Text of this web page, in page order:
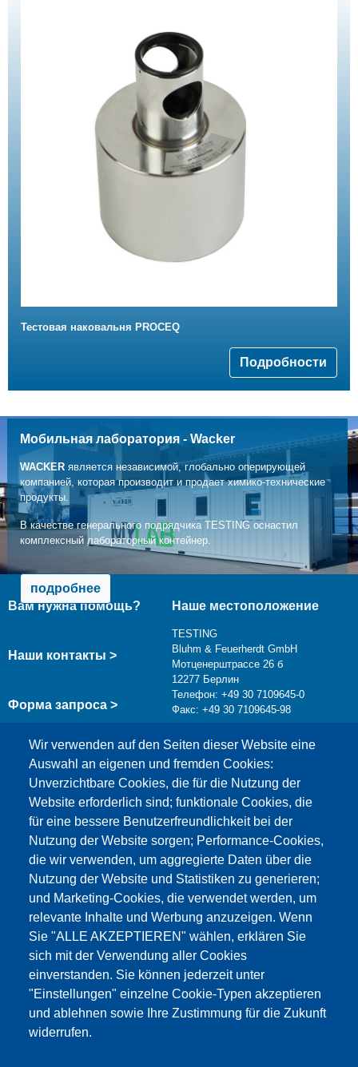
Тестовая наковальня PROCEQ
Подробности
Мобильная лаборатория - Wacker
WACKERявляется независимой, глобально оперирующей
компанией, которая производит и продает химико-технические
продукты.
В качестве генерального подрядчика TESTING оснастил
комплексный лабораторный контейнер.
подробнее
Wir verwenden auf den Seiten dieser Website eine
Auswahl an eigenen und fremden Cookies:
Unverzichtbare Cookies, die für die Nutzung der
Website erforderlich sind; funktionale Cookies, die
für eine bessere Benutzerfreundlichkeit bei der
Nutzung der Website sorgen; Performance-Cookies,
die wir verwenden, um aggregierte Daten über die
Nutzung der Website und Statistiken zu generieren;
und Marketing-Cookies, die verwendet werden, um
relevante Inhalte und Werbung anzuzeigen. Wenn
Sie "ALLE AKZEPTIEREN" wählen, erklären Sie
sich mit der Verwendung aller Cookies
einverstanden. Sie können jederzeit unter
"Einstellungen" einzelne Cookie-Typen akzeptieren
und ablehnen sowie Ihre Zustimmung für die Zukunft
widerrufen.
Вам нужна помощь?
Наши контакты >
Форма запроса >
Наше местоположение
TESTING
Bluhm & Feuerherdt GmbH
Мотценерштрассе 26 б
12277 Берлин
Телефон: +49 30 7109645-0
Факс: +49 30 7109645-98
info@testing.de
Этот материал заблокирован, потому что
файлы cookie Google Maps не были приняты.
НЕОБХОДИМО ПРИНЯТЬ ТОЛЬКО
ФАЙЛЫ COOKIE GOOGLE MAPS.
Alle Cookies akzeptieren